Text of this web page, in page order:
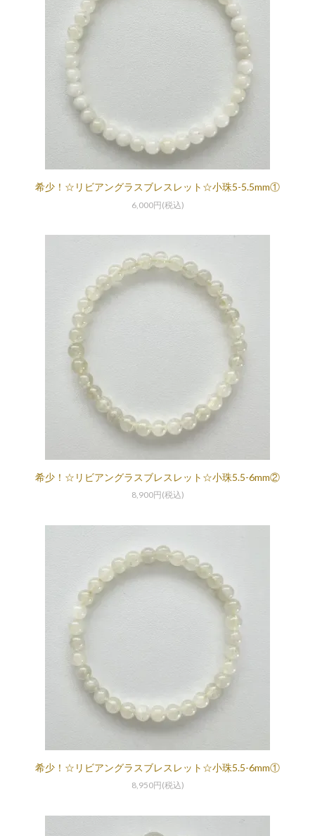
希少！☆リビアングラスブレスレット☆小珠5-5.5mm①
6,000円(税込)
希少！☆リビアングラスブレスレット☆小珠5.5-6mm②
8,900円(税込)
希少！☆リビアングラスブレスレット☆小珠5.5-6mm①
8,950円(税込)